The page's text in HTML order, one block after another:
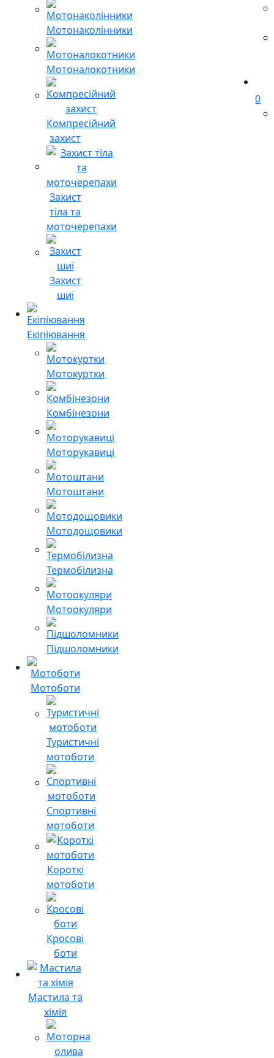
Мотонаколінники
Мотоналокотники
Компресійний
захист
Захист
тіла та
моточерепахи
Захист
шиї
Екіпіювання
Мотокуртки
Комбінезони
Моторукавиці
Мотоштани
Мотодощовики
Термобілизна
Мотоокуляри
Підшоломники
Мотоботи
Туристичні
мотоботи
Спортивні
мотоботи
Короткі
мотоботи
Кросові
боти
Мастила та
хімія
0